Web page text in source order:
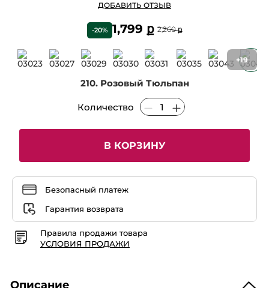
ДОБАВИТЬ ОТЗЫВ
-20% 1,799 ք 2,260 ք
210. Розовый Тюльпан
+19
Количество
В КОРЗИНУ
Безопасный платеж
Гарантия возврата
Правила продажи товара
УСЛОВИЯ ПРОДАЖИ
Описание